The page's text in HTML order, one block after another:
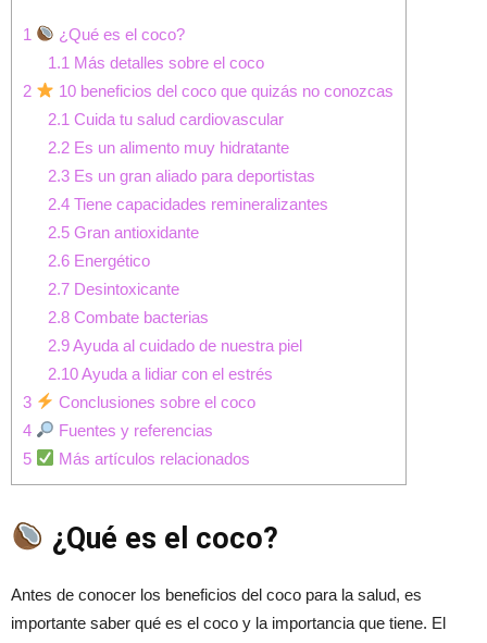
1
¿Qué es el coco?
1.1 Más detalles sobre el coco
2
10 beneficios del coco que quizás no conozcas
2.1 Cuida tu salud cardiovascular
2.2Es un alimento muy hidratante
2.3Es un gran aliado para deportistas
2.4Tiene capacidades remineralizantes
2.5Gran antioxidante
2.6Energético
2.7Desintoxicante
2.8Combate bacterias
2.9Ayuda al cuidado de nuestra piel
2.10Ayuda a lidiar con el estrés
3
Conclusiones sobre el coco
4
Fuentes y referencias
5
Más artículos relacionados
¿Qué es el coco?
Antes de conocer los beneficios del coco para la salud, es
importante saber qué es el coco y la importancia que tiene. El